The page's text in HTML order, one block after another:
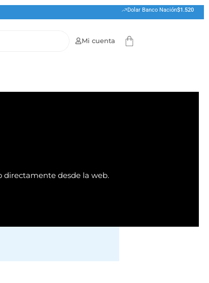
Dolar Banco Nación$1.520
Mi cuenta Cart
directamente desde la web.